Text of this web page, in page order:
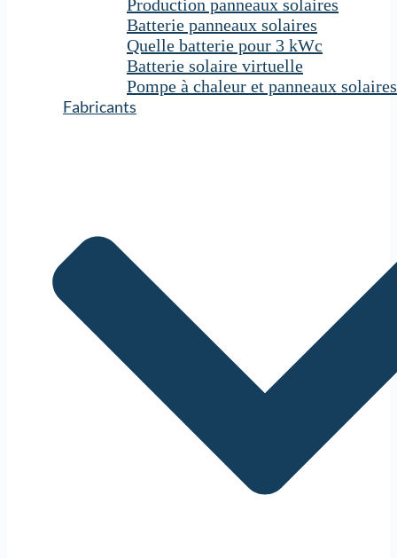
Production panneaux solaires
Batterie panneaux solaires
Quelle batterie pour 3 kWc
Batterie solaire virtuelle
Pompe à chaleur et panneaux solaires
Fabricants